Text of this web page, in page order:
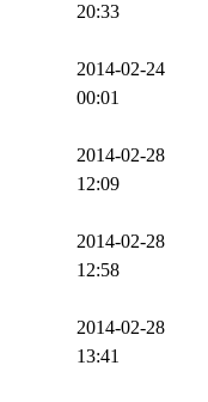
20:33
2014-02-24
00:01
2014-02-28
12:09
2014-02-28
12:58
2014-02-28
13:41